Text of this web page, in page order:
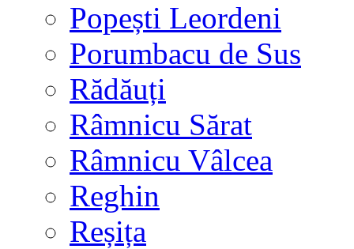
Popești Leordeni
Porumbacu de Sus
Rădăuți
Râmnicu Sărat
Râmnicu Vâlcea
Reghin
Reșița